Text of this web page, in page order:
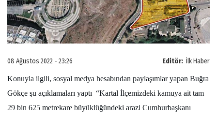
Editör: İlk Haber
08 Ağustos 2022 - 23:26
Konuyla ilgili, sosyal medya hesabından paylaşımlar yapan Buğra
Gökçe şu açıklamaları yaptı “Kartal İlçemizdeki kamuya ait tam
29 bin 625 metrekare büyüklüğündeki arazi Cumhurbaşkanı